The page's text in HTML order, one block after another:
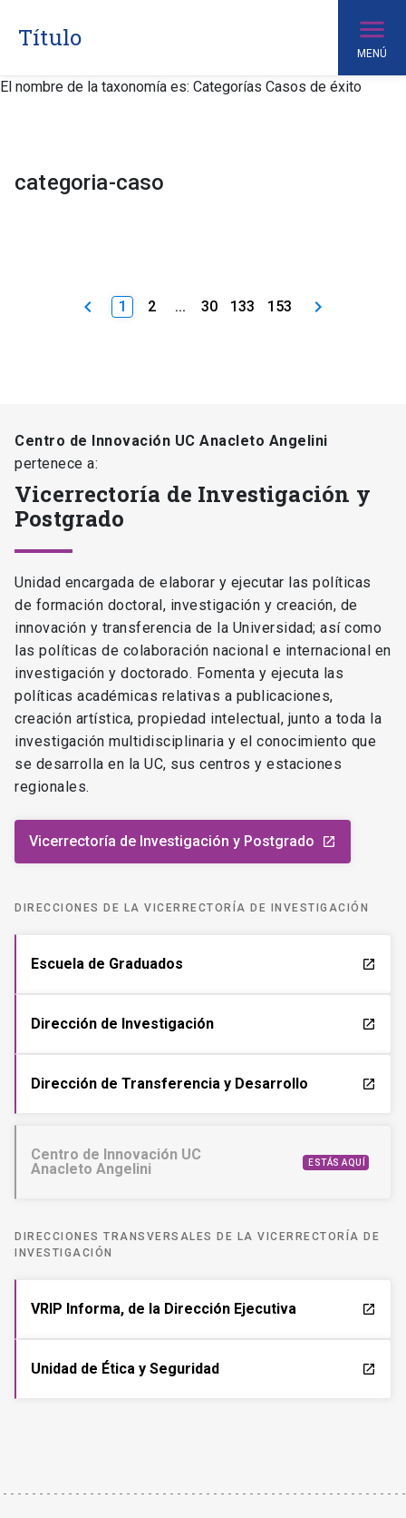
Título
MENÚ
Item 1
Item 3
El nombre de la taxonomía es: Categorías Casos de éxito
categoria-caso
keyboard_arrow_left 1 2 ... 30 133 153 keyboard_arrow_right
Centro de Innovación UC Anacleto Angelini
pertenece a:
Vicerrectoría de Investigación y
Postgrado
Unidad encargada de elaborar y ejecutar las políticas
de formación doctoral, investigación y creación, de
innovación y transferencia de la Universidad; así como
las políticas de colaboración nacional e internacional en
investigación y doctorado. Fomenta y ejecuta las
políticas académicas relativas a publicaciones,
creación artística, propiedad intelectual, junto a toda la
investigación multidisciplinaria y el conocimiento que
se desarrolla en la UC, sus centros y estaciones
regionales.
Vicerrectoría de Investigación y Postgrado launch
DIRECCIONES DE LA VICERRECTORÍA DE INVESTIGACIÓN
Escuela de Graduados launch
Dirección de Investigación launch
Dirección de Transferencia y Desarrollo launch
Centro de Innovación UC
Anacleto Angelini
ESTÁS AQUÍ
DIRECCIONES TRANSVERSALES DE LA VICERRECTORÍA DE
INVESTIGACIÓN
VRIP Informa, de la Dirección Ejecutiva launch
Unidad de Ética y Seguridad launch